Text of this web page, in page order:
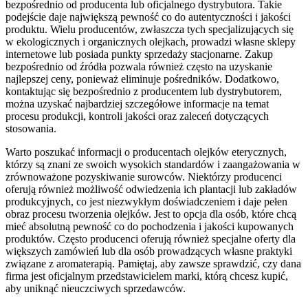
bezpośrednio od producenta lub oficjalnego dystrybutora. Takie
podejście daje największą pewność co do autentyczności i jakości
produktu. Wielu producentów, zwłaszcza tych specjalizujących się
w ekologicznych i organicznych olejkach, prowadzi własne sklepy
internetowe lub posiada punkty sprzedaży stacjonarne. Zakup
bezpośrednio od źródła pozwala również często na uzyskanie
najlepszej ceny, ponieważ eliminuje pośredników. Dodatkowo,
kontaktując się bezpośrednio z producentem lub dystrybutorem,
można uzyskać najbardziej szczegółowe informacje na temat
procesu produkcji, kontroli jakości oraz zaleceń dotyczących
stosowania.
Warto poszukać informacji o producentach olejków eterycznych,
którzy są znani ze swoich wysokich standardów i zaangażowania w
zrównoważone pozyskiwanie surowców. Niektórzy producenci
oferują również możliwość odwiedzenia ich plantacji lub zakładów
produkcyjnych, co jest niezwykłym doświadczeniem i daje pełen
obraz procesu tworzenia olejków. Jest to opcja dla osób, które chcą
mieć absolutną pewność co do pochodzenia i jakości kupowanych
produktów. Często producenci oferują również specjalne oferty dla
większych zamówień lub dla osób prowadzących własne praktyki
związane z aromaterapią. Pamiętaj, aby zawsze sprawdzić, czy dana
firma jest oficjalnym przedstawicielem marki, którą chcesz kupić,
aby uniknąć nieuczciwych sprzedawców.